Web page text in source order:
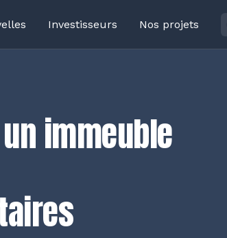
Investisseurs Nos projets
immeuble